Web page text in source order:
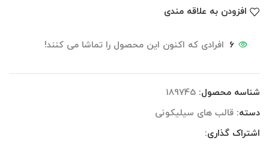
افزودن به علاقه مندی
6 افرادی که اکنون این محصول را تماشا می کنند!
شناسه محصول: 189745
دسته: قالب های سیلیکونی
اشتراک گذاری: